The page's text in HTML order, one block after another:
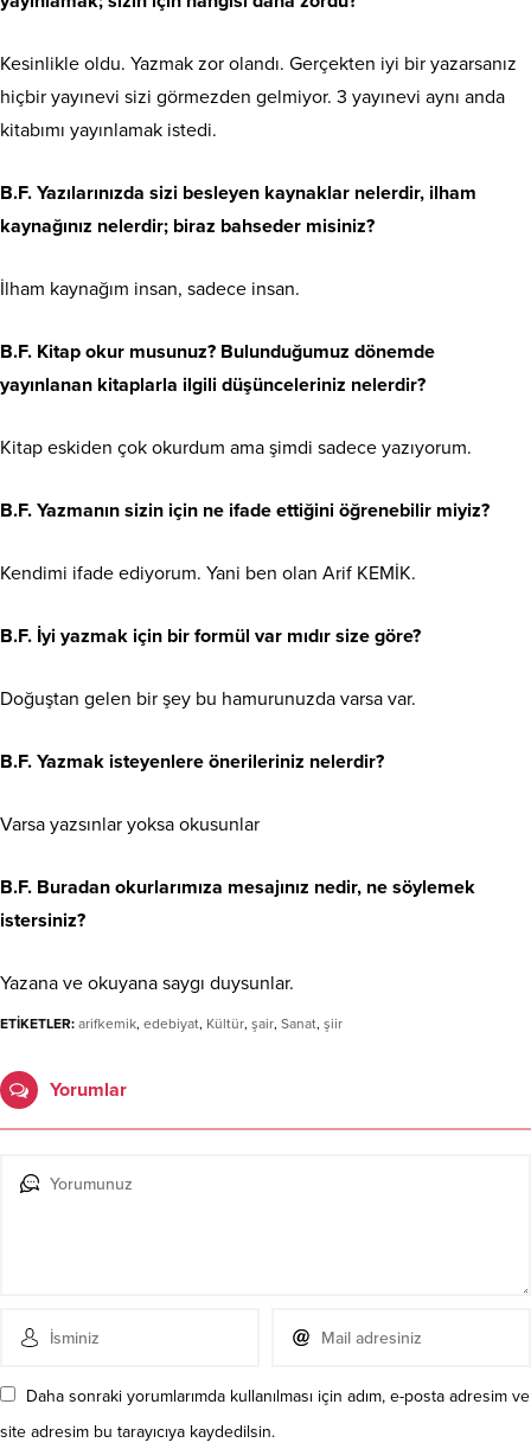
Kesinlikle oldu. Yazmak zor olandı. Gerçekten iyi bir yazarsanız
hiçbir yayınevi sizi görmezden gelmiyor. 3 yayınevi aynı anda
kitabımı yayınlamak istedi.
B.F. Yazılarınızda sizi besleyen kaynaklar nelerdir, ilham
kaynağınız nelerdir; biraz bahseder misiniz?
İlham kaynağım insan, sadece insan.
B.F. Kitap okur musunuz? Bulunduğumuz dönemde
yayınlanan kitaplarla ilgili düşünceleriniz nelerdir?
Kitap eskiden çok okurdum ama şimdi sadece yazıyorum.
B.F. Yazmanın sizin için ne ifade ettiğini öğrenebilir miyiz?
Kendimi ifade ediyorum. Yani ben olan Arif KEMİK.
B.F. İyi yazmak için bir formül var mıdır size göre?
Doğuştan gelen bir şey bu hamurunuzda varsa var.
B.F. Yazmak isteyenlere önerileriniz nelerdir?
Varsa yazsınlar yoksa okusunlar
B.F. Buradan okurlarımıza mesajınız nedir, ne söylemek
istersiniz?
Yazana ve okuyana saygı duysunlar.
ETİKETLER: arifkemik, edebiyat, Kültür, şair, Sanat, şiir
Yorumlar
Daha sonraki yorumlarımda kullanılması için adım, e-posta adresim ve
site adresim bu tarayıcıya kaydedilsin.